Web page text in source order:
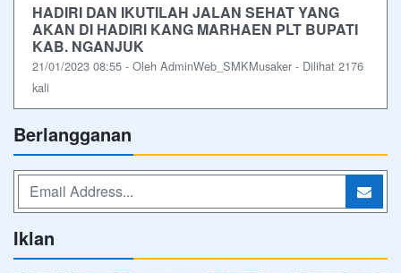
HADIRI DAN IKUTILAH JALAN SEHAT YANG
AKAN DI HADIRI KANG MARHAEN PLT BUPATI
KAB. NGANJUK
21/01/2023 08:55 - Oleh AdminWeb_SMKMusaker - Dilihat 2176
kali
Berlangganan
Iklan